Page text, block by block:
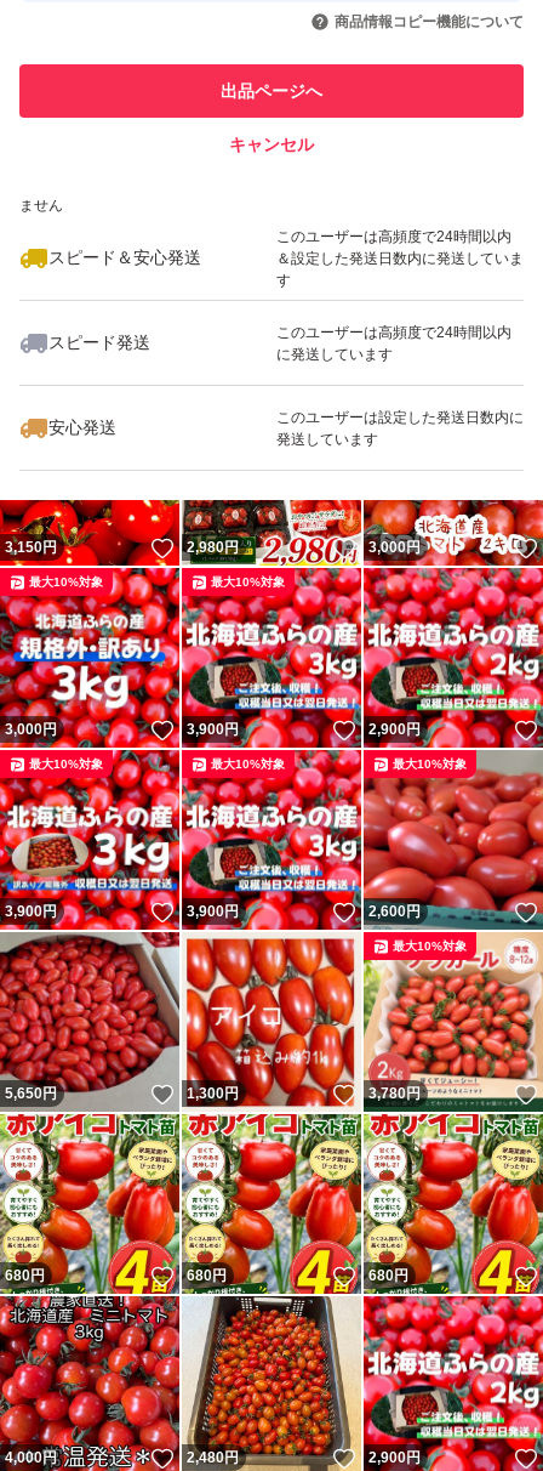
いものも一緒に入れてあります。ご了承ください。
資材費が上がっているためお値段が上がっております。
なくなり次第終了となります。
引を完了させた実績があります
での取引実績があります
ません
スピード＆安心発送
このユーザーは高頻度で24時間以内
＆設定した発送日数内に発送していま
す
スピード発送
このユーザーは高頻度で24時間以内
に発送しています
安心発送
このユーザーは設定した発送日数内に
発送しています
商品情報コピー機能について
出品ページへ
キャンセル
いいね！
2,900
3,150円 いいね！
2,980円 いいね！
3,000円
3,000円 いいね！
最大10%対象
3,900円 いいね！
最大10%対象
2,900円
3,900円 いいね！
最大10%対象
3,900円 いいね！
最大10%対象
2,600円
最大10%対象
5,650円 いいね！
1,300円 いいね！
3,780円
最大10%対象
680円 いいね！
680円 いいね！
680円
4,000円 いいね！
2,480円 いいね！
2,900円